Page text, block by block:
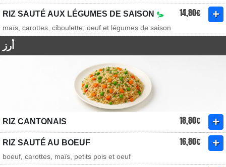
RIZ SAUTÉ AUX LÉGUMES DE SAISON 14,80€
maïs, carottes, ciboulette, oeuf et légumes de saison
أرز
RIZ CANTONAIS 18,80€
RIZ SAUTÉ AU BOEUF 16,80€
boeuf, carottes, maïs, petits pois et oeuf